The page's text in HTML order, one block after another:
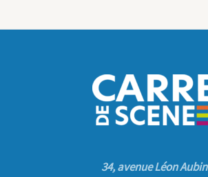
34, avenue Léon Aubin